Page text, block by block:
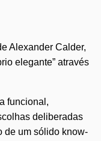
Alexander Calder,
elegante” através
funcional,
deliberadas
de um sólido know-